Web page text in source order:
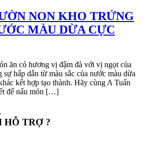
NON KHO TRỨNG
MÀU DỪA CỰC
ăn có hương vị đậm đà với vị ngọt của
hấp dẫn từ màu sắc của nước màu dừa
kết hợp tạo thành. Hãy cùng A Tuấn
để nấu món […]
HỖ TRỢ ?